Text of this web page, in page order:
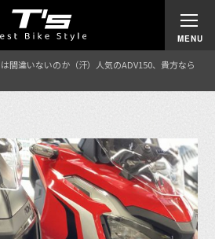
間違いないのか（汗）人気のADV150、貴方なら